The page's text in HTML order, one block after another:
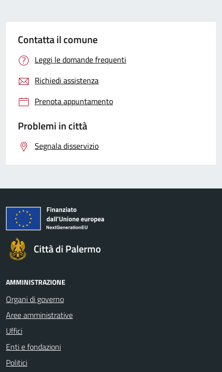
Contatta il comune
Leggi le domande frequenti
Richiedi assistenza
Prenota appuntamento
Problemi in città
Segnala disservizio
Città di Palermo
AMMINISTRAZIONE
Organi di governo
Aree amministrative
Uffici
Enti e fondazioni
Politici